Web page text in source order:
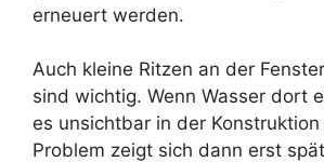
erneuert werden.
Auch kleine Ritzen an der
sind wichtig. Wenn Wasser dort
es unsichtbar in der
Problem zeigt sich dann erst